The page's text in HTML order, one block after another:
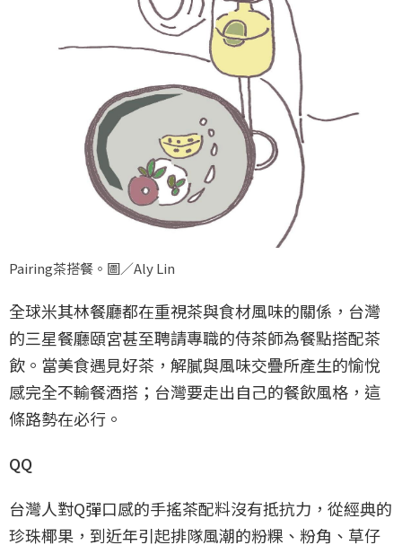
Pairing茶搭餐。圖／Aly Lin
全球米其林餐廳都在重視茶與食材風味的關係，台灣
的三星餐廳頤宮甚至聘請專職的侍茶師為餐點搭配茶
飲。當美食遇見好茶，解膩與風味交疊所產生的愉悅
感完全不輸餐酒搭；台灣要走出自己的餐飲風格，這
條路勢在必行。
QQ
台灣人對Q彈口感的手搖茶配料沒有抵抗力，從經典的
珍珠椰果，到近年引起排隊風潮的粉粿、粉角、草仔